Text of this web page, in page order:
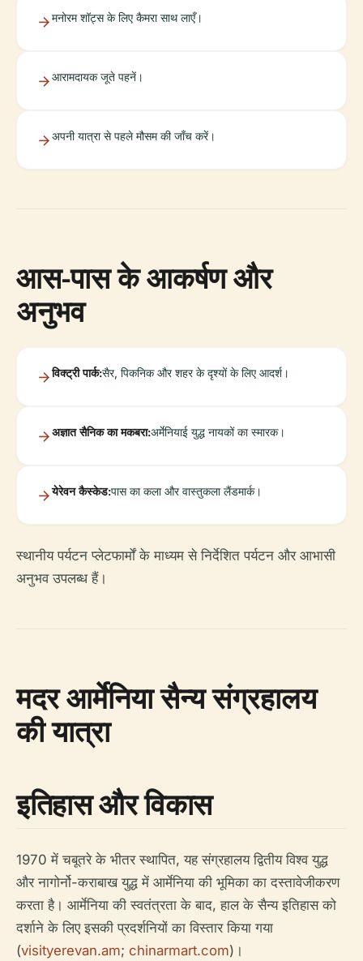
मनोरम शॉट्स के लिए कैमरा साथ लाएँ।
आरामदायक जूते पहनें।
अपनी यात्रा से पहले मौसम की जाँच करें।
आस-पास के आकर्षण और
अनुभव
विक्ट्री पार्क:सैर, पिकनिक और शहर के दृश्यों के लिए आदर्श।
अज्ञात सैनिक का मकबरा:अर्मेनियाई युद्ध नायकों का स्मारक।
येरेवन कैस्केड:पास का कला और वास्तुकला लैंडमार्क।
स्थानीय पर्यटन प्लेटफार्मों के माध्यम से निर्देशित पर्यटन और आभासी
अनुभव उपलब्ध हैं।
मदर आर्मेनिया सैन्य संग्रहालय
की यात्रा
इतिहास और विकास
1970 में चबूतरे के भीतर स्थापित, यह संग्रहालय द्वितीय विश्व युद्ध
और नागोर्नो-कराबाख युद्ध में आर्मेनिया की भूमिका का दस्तावेजीकरण
करता है। आर्मेनिया की स्वतंत्रता के बाद, हाल के सैन्य इतिहास को
दर्शाने के लिए इसकी प्रदर्शनियों का विस्तार किया गया
(visityerevan.am; chinarmart.com)।